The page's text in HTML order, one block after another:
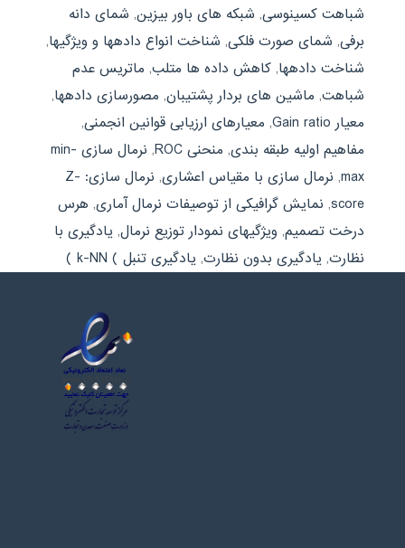
شباهت کسینوسی, شبکه های باور بیزین, شمای دانه
برفی, شمای صورت فلکی, شناخت انواع دادهها و ویژگیها,
شناخت دادهها, کاهش داده ها متلب, ماتریس عدم
شباهت, ماشین های بردار پشتیبان, مصورسازی دادهها,
معیار Gain ratio
, معیارهای ارزیابی قوانین انجمنی,
مفاهیم اولیه طبقه بندی, منحنی ROC ,
نرمال سازی min-
max
, نرمال سازی با مقیاس اعشاری,
نرمال سازی: Z-
score
, نمایش گرافیکی از توصیفات نرمال آماری, هرس
درخت تصمیم, ویژگیهای نمودار توزیع نرمال, یادگیری با
نظارت, یادگیری بدون نظارت, یادگیری تنبل ) k-NN )